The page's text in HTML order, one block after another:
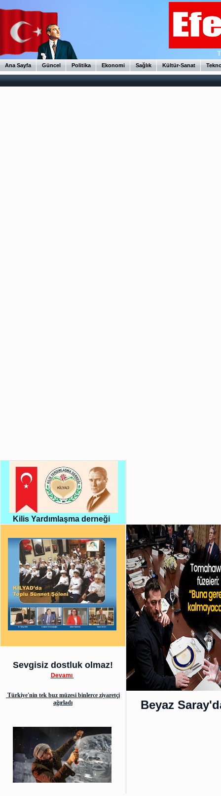
Ana Sayfa Güncel Politika Ekonomi Sağlık Kültür-Sanat
Kilis Yardımlaşma derneği
Sevgisiz dostluk olmaz!
Devamı
Türkiye'nin tek buz müzesi binlerce ziyaretçi
ağırladı
Beyaz